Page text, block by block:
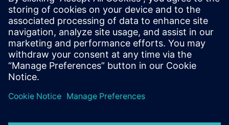
More information
Priekšnosacījumi
none